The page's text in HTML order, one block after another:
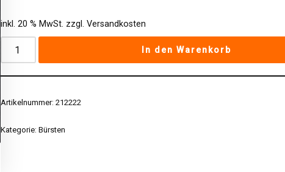
inkl. 20 % MwSt. zzgl.Versandkosten
In den Warenkorb
Artikelnummer:212222
Kategorie:Bürsten